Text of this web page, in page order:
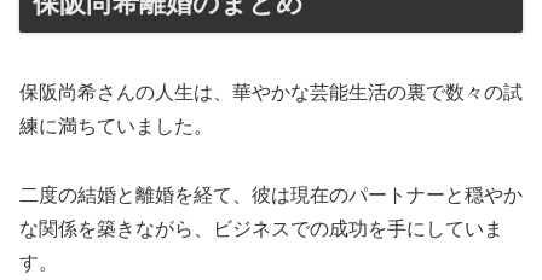
保阪尚希さんの人生は、華やかな芸能生活の裏で数々の試
練に満ちていました。
二度の結婚と離婚を経て、彼は現在のパートナーと穏やか
な関係を築きながら、ビジネスでの成功を手にしていま
す。